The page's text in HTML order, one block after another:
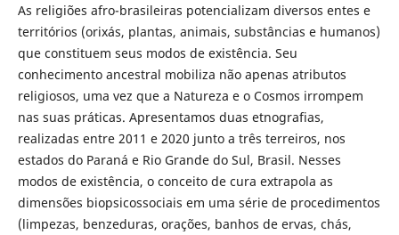
As religiões afro-brasileiras potencializam diversos entes e
territórios (orixás, plantas, animais, substâncias e humanos)
que constituem seus modos de existência. Seu
conhecimento ancestral mobiliza não apenas atributos
religiosos, uma vez que a Natureza e o Cosmos irrompem
nas suas práticas. Apresentamos duas etnografias,
realizadas entre 2011 e 2020 junto a três terreiros, nos
estados do Paraná e Rio Grande do Sul, Brasil. Nesses
modos de existência, o conceito de cura extrapola as
dimensões biopsicossociais em uma série de procedimentos
(limpezas, benzeduras, orações, banhos de ervas, chás,